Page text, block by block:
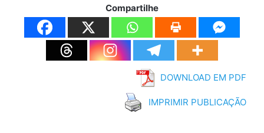
Compartilhe
DOWNLOAD EM PDF
IMPRIMIR PUBLICAÇÃO